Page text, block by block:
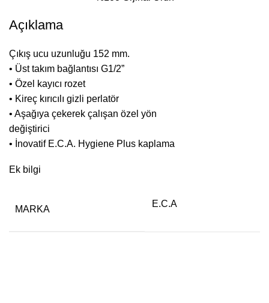
Açıklama
Çıkış ucu uzunluğu 152 mm.
• Üst takım bağlantısı G1/2”
• Özel kayıcı rozet
• Kireç kırıcılı gizli perlatör
• Aşağıya çekerek çalışan özel yön
değiştirici
• İnovatif E.C.A. Hygiene Plus kaplama
Ek bilgi
MARKA
E.C.A